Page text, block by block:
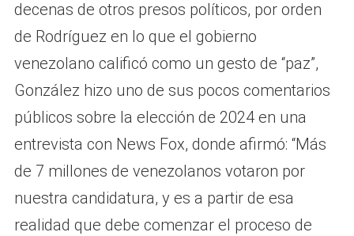
decenas de otros presos políticos, por orden
de Rodríguez en lo que el gobierno
venezolano calificó como un gesto de “paz”,
González hizo uno de sus pocos comentarios
públicos sobre la elección de 2024 en una
entrevista con News Fox, donde afirmó: “Más
de 7 millones de venezolanos votaron por
nuestra candidatura, y es a partir de esa
realidad que debe comenzar el proceso de